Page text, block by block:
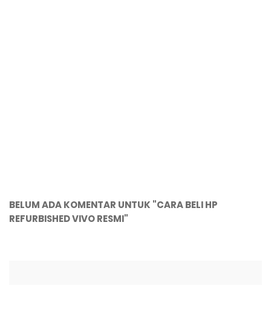
BELUM ADA KOMENTAR UNTUK "CARA BELI HP
REFURBISHED VIVO RESMI"